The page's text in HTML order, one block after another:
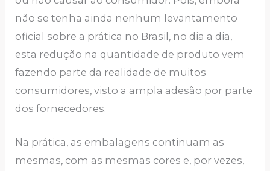
não se tenha ainda nenhum levantamento
oficial sobre a prática no Brasil, no dia a dia,
esta redução na quantidade de produto vem
fazendo parte da realidade de muitos
consumidores, visto a ampla adesão por parte
dos fornecedores.
Na prática, as embalagens continuam as
mesmas, com as mesmas cores e, por vezes,